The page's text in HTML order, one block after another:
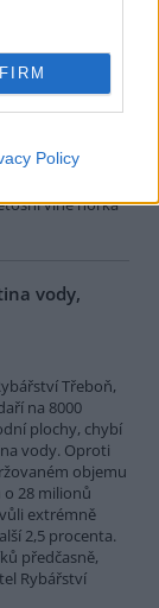
Policy
letním
pražské
pro volně
přijímají více
ČTK to
vlně horka
vody,
Třeboň,
na 8000
plochy, chybí
vody. Oproti
objemu
28 milionů
extrémně
2,5 procenta.
předčasně,
Rybářství